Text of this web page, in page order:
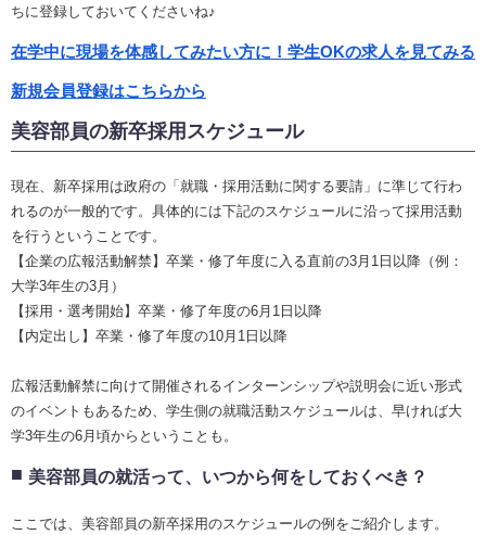
ちに登録しておいてくださいね♪
在学中に現場を体感してみたい方に！学生OKの求人を見てみる
新規会員登録はこちらから
美容部員の新卒採用スケジュール
現在、新卒採用は政府の「就職・採用活動に関する要請」に準じて行わ
れるのが一般的です。具体的には下記のスケジュールに沿って採用活動
を行うということです。
【企業の広報活動解禁】卒業・修了年度に入る直前の3月1日以降（例：
大学3年生の3月）
【採用・選考開始】卒業・修了年度の6月1日以降
【内定出し】卒業・修了年度の10月1日以降
広報活動解禁に向けて開催されるインターンシップや説明会に近い形式
のイベントもあるため、学生側の就職活動スケジュールは、早ければ大
学3年生の6月頃からということも。
美容部員の就活って、いつから何をしておくべき？
ここでは、美容部員の新卒採用のスケジュールの例をご紹介します。